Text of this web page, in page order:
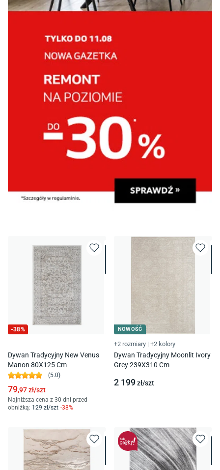
-38%
Dywan Tradycyjny New Venus
Manon 80X125 Cm
(5.0)
79,97zł/szt
Najniższa cena z 30 dni przed
obniżką: 129 zł/szt -38%
NOWOŚĆ
+2 rozmiary | +2 kolory
Dywan Tradycyjny Moonlit Ivory
Grey 239X310 Cm
2 199zł/szt